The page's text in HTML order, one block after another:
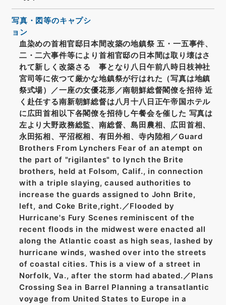
写真・図等のキャプシ
ョン
血染めの首相官邸日本間改築の地鎮祭 五・一五事件、
二・二六事件等により首相官邸の日本間は取り壊はさ
れて新しく改築さるゝ事となり八日午前八時日枝神社
宮司等に依つて厳かな地鎮祭が行はれた（写真は地鎮
祭式場）／一座の女優花形／南朝鮮総督閣僚を招待 近
く赴任する南新朝鮮総督は八月十八日正午帝国ホテル
に広田首相以下各閣僚を招待し午餐会を催した 写真は
左より大野政務総監、南総督、島田農相、広田首相、
永田拓相、平沼枢相、有田外相、寺内陸相／Guard
Brothers From Lynchers Fear of an atempt on
the part of "rigilantes" to lynch the Brite
brothers, held at Folsom, Calif., in connection
with a triple slaying, caused authorities to
increase the guards assigned to John Brite,
left, and Coke Brite,right.／Flooded by
Hurricane's Fury Scenes reminiscent of the
recent floods in the midwest were enacted all
along the Atlantic coast as high seas, lashed by
hurricane winds, washed over into the streets
of coastal cities. This is a view of a street in
Norfolk, Va., after the storm had abated.／Plans
Crossing Sea in Barrel Planning a transatlantic
voyage from United States to Europe in a